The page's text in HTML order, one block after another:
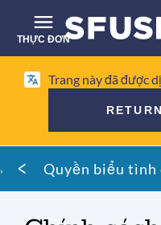
chính
THỰC ĐƠN
Tìm
kiếm
trang
web
Trang này đã được
Vụn
bánh
Quyền biểu tình